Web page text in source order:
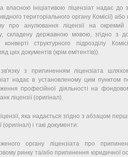
власною ініціативою ліцензіат надає до
територіального органу Комісії)
про анулювання ліцензії на окремий
складену державною мовою, згідно з
структурного підрозділу
цих документів (крім емітентів)).
з припиненням ліцензіата шляхом
надає в установленому цим пунктом
професійної діяльності на
ліцензії (оригінал).
яка надається згідно з абзацом
і такі документи:
органу ліцензіата про
ринку та/або припинення юридичної